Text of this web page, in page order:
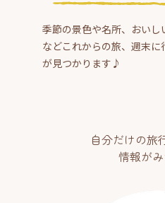
季節の景色や名所、おい
などこれからの旅、週末
が見つかります♪
自分だけの旅
情報が